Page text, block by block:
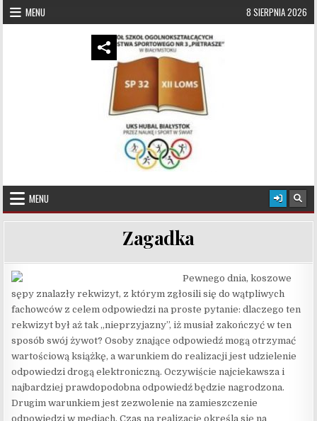
Skip to content
MENU 8 SIERPNIA 2026
UKS Hubal Białystok
MENU
Zagadka
Pewnego dnia, koszowe
sępy znalazły rekwizyt, z którym zgłosili się do wątpliwych
fachowców z celem odpowiedzi na proste pytanie: dlaczego ten
rekwizyt był aż tak „nieprzyjazny”, iż musiał zakończyć w ten
sposób swój żywot? Osoby znające odpowiedź mogą otrzymać
wartościową książkę, a warunkiem do realizacji jest udzielenie
odpowiedzi drogą elektroniczną. Oczywiście najciekawsza i
najbardziej prawdopodobna odpowiedź będzie nagrodzona.
Drugim warunkiem jest zezwolenie na zamieszczenie
odpowiedzi w mediach. Czas na realizację określa się na